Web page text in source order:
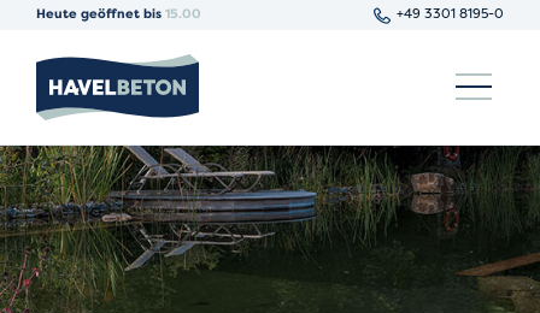
Heute geöffnet bis 15.00 +49 3301 8195-0